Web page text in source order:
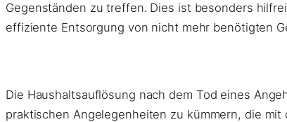
Gegenständen zu treffen. Dies ist besonders
effiziente Entsorgung von nicht mehr benötigten
Die Haushaltsauflösung nach dem Tod eines
praktischen Angelegenheiten zu kümmern, die